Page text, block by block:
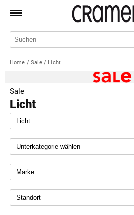
Produkte
Aktionen
News
Sale
Standorte
Service
Shop
Home / Sale/ Licht
Sale
Licht